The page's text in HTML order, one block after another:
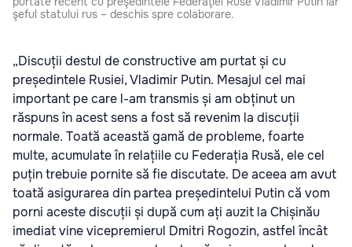
şeful statului rus – deschis spre colaborare.
„Discuții destul de constructive am purtat și cu
președintele Rusiei, Vladimir Putin. Mesajul cel mai
important pe care l-am transmis și am obținut un
răspuns în acest sens a fost să revenim la discuții
normale. Toată această gamă de probleme, foarte
multe, acumulate în relațiile cu Federația Rusă, ele cel
puțin trebuie pornite să fie discutate. De aceea am avut
toată asigurarea din partea președintelui Putin că vom
porni aceste discuții și după cum ați auzit la Chișinău
imediat vine vicepremierul Dmitri Rogozin, astfel încât